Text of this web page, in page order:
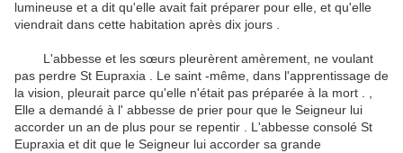
lumineuse et a dit qu'elle avait fait préparer pour elle, et qu'elle
viendrait dans cette habitation après dix jours .
L'abbesse et les sœurs pleurèrent amèrement, ne voulant
pas perdre St Eupraxia .
Le saint -même, dans l'apprentissage de
la vision, pleurait parce qu'elle n'était pas préparée à la mort .
Elle a demandé à l' abbesse de prier pour que le Seigneur lui
accorder un an de plus pour se repentir .
L'abbesse consolé St
Eupraxia et dit que le Seigneur lui accorder sa grande